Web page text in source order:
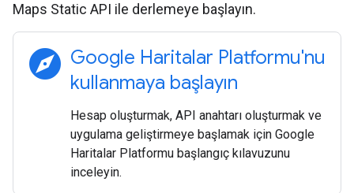
Maps Static API ile derlemeye başlayın.
explore Google Haritalar Platformu'nu
kullanmaya başlayın
Hesap oluşturmak, API anahtarı oluşturmak ve
uygulama geliştirmeye başlamak için Google
Haritalar Platformu başlangıç kılavuzunu
inceleyin.